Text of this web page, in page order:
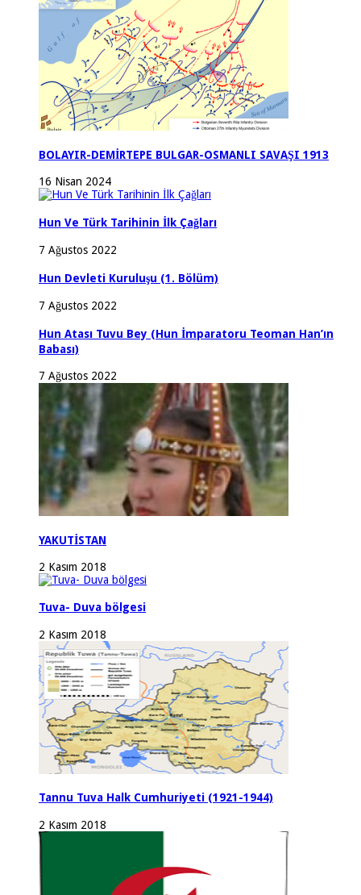
BOLAYIR-DEMİRTEPE BULGAR-OSMANLI SAVAŞI 1913
16 Nisan 2024
Hun Ve Türk Tarihinin İlk Çağları
7 Ağustos 2022
Hun Devleti Kuruluşu (1. Bölüm)
7 Ağustos 2022
Hun Atası Tuvu Bey (Hun İmparatoru Teoman Han’ın
Babası)
7 Ağustos 2022
YAKUTİSTAN
2 Kasım 2018
Tuva- Duva bölgesi
2 Kasım 2018
Tannu Tuva Halk Cumhuriyeti (1921-1944)
2 Kasım 2018